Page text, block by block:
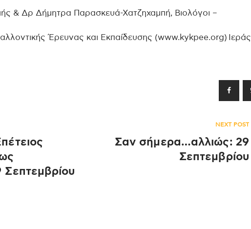
& Δρ Δήμητρα Παρασκευά-Χατζηχαμπή, Βιολόγοι –
Έρευνας και Εκπαίδευσης (www.kykpee.org) Ιεράς
NEXT POST
Σαν σήμερα…αλλιώς: 29
Σεπτεμβρίου